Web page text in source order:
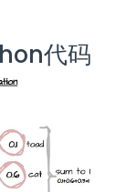
代码